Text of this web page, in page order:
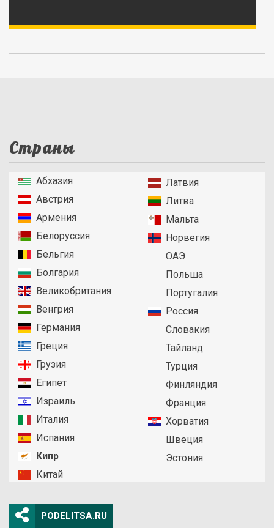
Страны
Абхазия
Австрия
Армения
Белоруссия
Бельгия
Болгария
Великобритания
Венгрия
Германия
Греция
Грузия
Египет
Израиль
Италия
Испания
Кипр
Китай
Латвия
Литва
Мальта
Норвегия
ОАЭ
Польша
Португалия
Россия
Словакия
Тайланд
Турция
Финляндия
Франция
Хорватия
Швеция
Эстония
PODELITSA.RU